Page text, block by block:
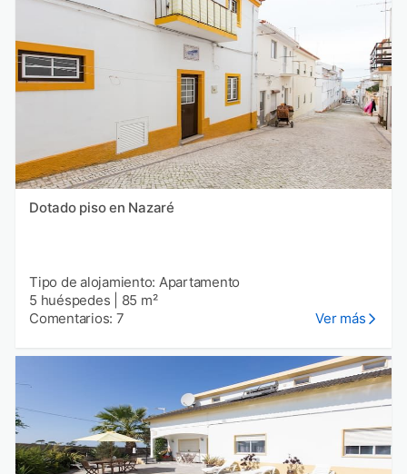
Dotado piso en Nazaré
Tipo de alojamiento: Apartamento
5 huéspedes
85 m²
Comentarios: 7
Ver más